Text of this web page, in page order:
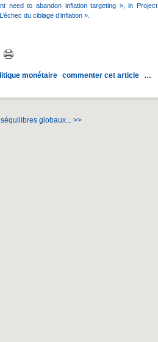
need to abandon inflation targeting », in Project
du ciblage d’inflation ».
monétaire commenter cet article …
globaux... >>